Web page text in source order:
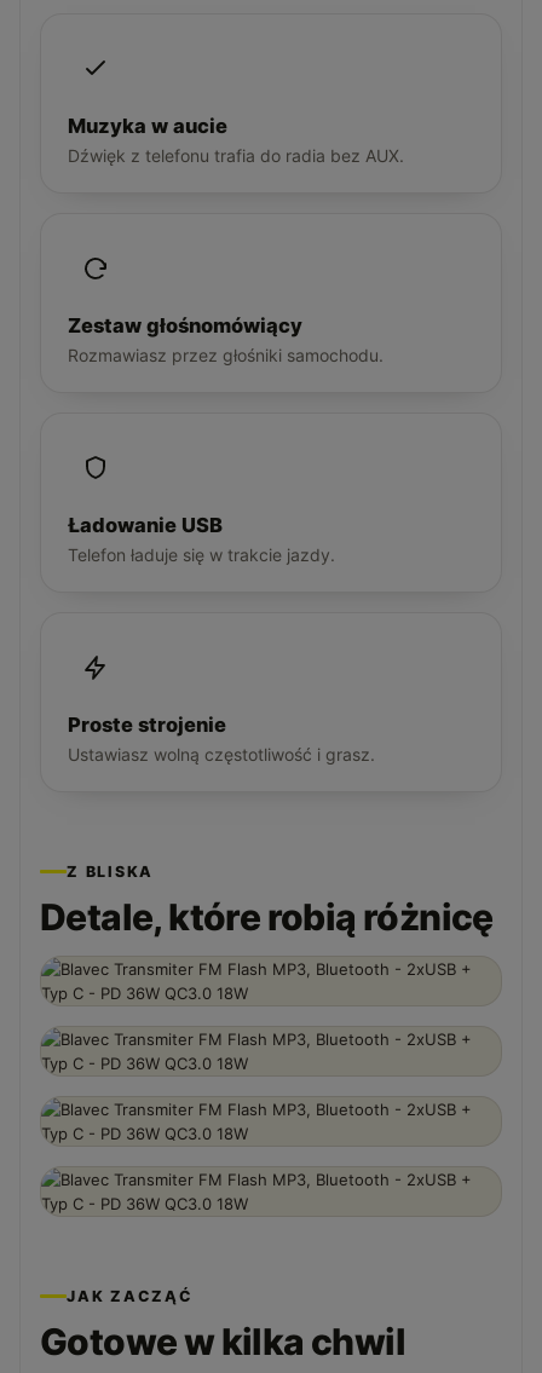
Muzyka w aucie
Dźwięk z telefonu trafia do radia bez AUX.
Zestaw głośnomówiący
Rozmawiasz przez głośniki samochodu.
Ładowanie USB
Telefon ładuje się w trakcie jazdy.
Proste strojenie
Ustawiasz wolną częstotliwość i grasz.
Z BLISKA
Detale, które robią różnicę
JAK ZACZĄĆ
Gotowe w kilka chwil